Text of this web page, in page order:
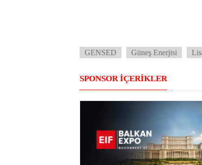
GENSED Güneş Enerjisi
SPONSOR İÇERİKLER